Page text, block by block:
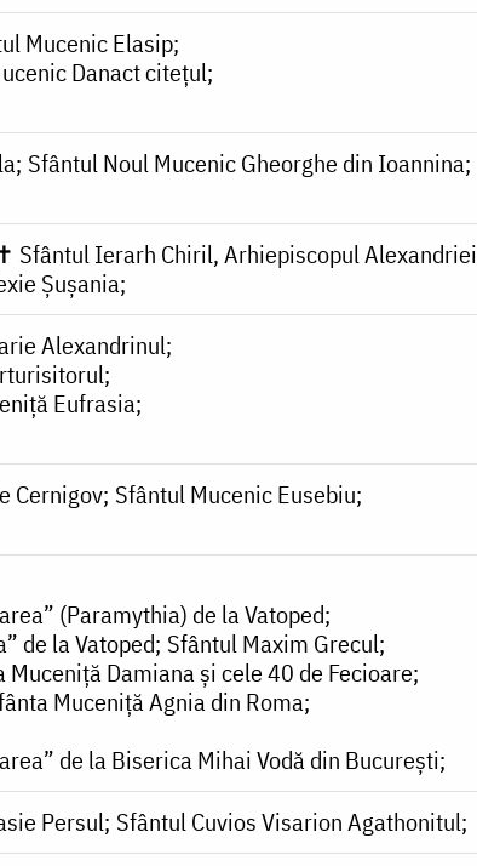
Mucenic Elasip
Danact citeţul
Sfântul Noul Mucenic Gheorghe din Ioannina
Sfântul Ierarh Chiril, Arhiepiscopul Alexandriei
Șușania
Alexandrinul
Eufrasia
Cernigov Sfântul Mucenic Eusebiu
(Paramythia) de la Vatoped
de la Vatoped Sfântul Maxim Grecul
Muceniță Damiana și cele 40 de Fecioare
Muceniță Agnia din Roma
de la Biserica Mihai Vodă din București
Persul Sfântul Cuvios Visarion Agathonitul